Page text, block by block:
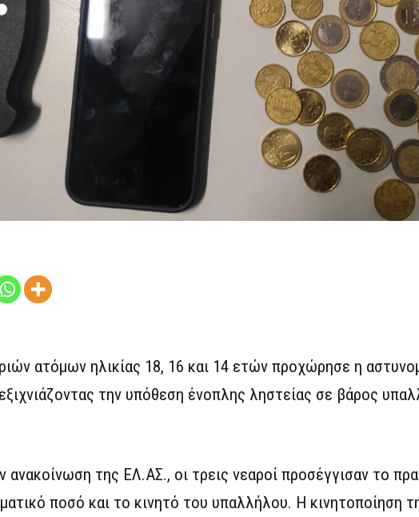
ατόμων ηλικίας 18, 16 και 14 ετών προχώρησε η
την υπόθεση ένοπλης ληστείας σε βάρος
της ΕΛ.ΑΣ., οι τρεις νεαροί προσέγγισαν το
ποσό και το κινητό του υπαλλήλου. Η κινητοποίηση